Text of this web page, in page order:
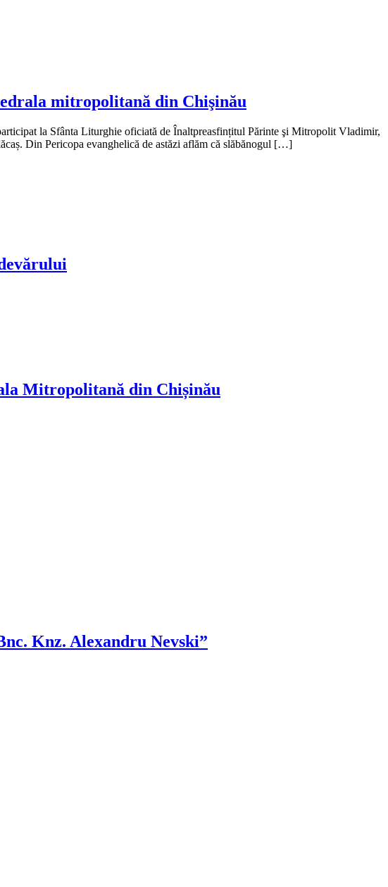
mitropolitană din Chişinău
la Sfânta Liturghie oficiată de Înaltpreasfințitul Părinte şi Mitropolit Vladimir,
Din Pericopa evanghelică de astăzi aflăm că slăbănogul […]
Mitropolitană din Chișinău
Knz. Alexandru Nevski”